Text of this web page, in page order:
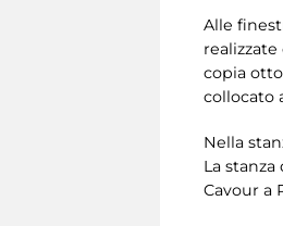
Alle
copia
collocato
Nella
La
Cavour a